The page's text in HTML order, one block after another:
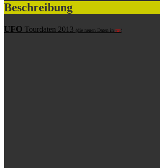
Beschreibung
UFO Tourdaten 2013 (die neuen Daten in rot)